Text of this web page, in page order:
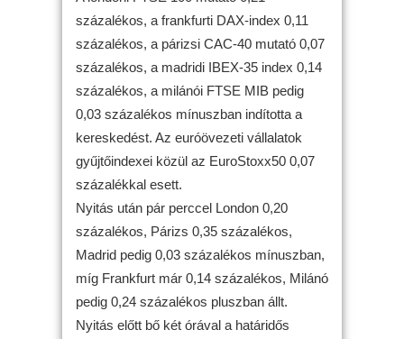
százalékos, a frankfurti DAX-index 0,11
százalékos, a párizsi CAC-40 mutató 0,07
százalékos, a madridi IBEX-35 index 0,14
százalékos, a milánói FTSE MIB pedig
0,03 százalékos mínuszban indította a
kereskedést. Az euróövezeti vállalatok
gyűjtőindexei közül az EuroStoxx50 0,07
százalékkal esett.
Nyitás után pár perccel London 0,20
százalékos, Párizs 0,35 százalékos,
Madrid pedig 0,03 százalékos mínuszban,
míg Frankfurt már 0,14 százalékos, Milánó
pedig 0,24 százalékos pluszban állt.
Nyitás előtt bő két órával a határidős